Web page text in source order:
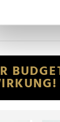
Sie
verwenden
an
Dienste